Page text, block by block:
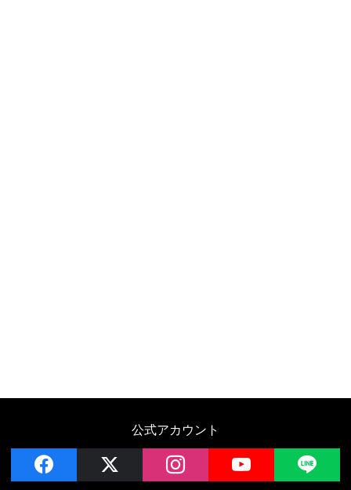
公式アカウント
facebook instagram YouTube